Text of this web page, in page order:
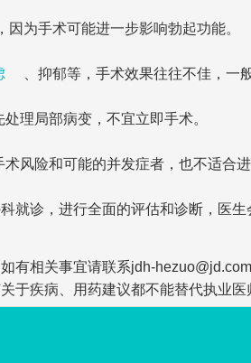
因为手术可能进一步影响勃起功能。
、抑郁等，手术效果往往不佳，一
理局部病变，不宜立即手术。
风险和可能的并发症者，也不适合进
就诊，进行全面的评估和诊断，医
有相关事宜请联系jdh-hezuo@jd.com
于疾病、用药建议都不能替代执业医